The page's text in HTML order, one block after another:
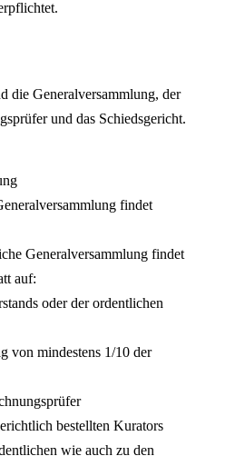
die Generalversammlung, der
und das Schiedsgericht.
findet
Generalversammlung findet
auf:
oder der ordentlichen
mindestens 1/10 der
bestellten Kurators
wie auch zu den